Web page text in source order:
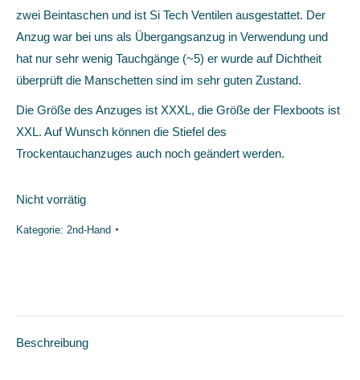
zwei Beintaschen und ist Si Tech Ventilen ausgestattet. Der
Anzug war bei uns als Übergangsanzug in Verwendung und
hat nur sehr wenig Tauchgänge (~5) er wurde auf Dichtheit
überprüft die Manschetten sind im sehr guten Zustand.
Die Größe des Anzuges ist XXXL, die Größe der Flexboots ist
XXL. Auf Wunsch können die Stiefel des
Trockentauchanzuges auch noch geändert werden.
Nicht vorrätig
Kategorie: 2nd-Hand
Beschreibung